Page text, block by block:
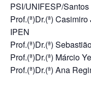
PSI/UNIFESP/Santos
Prof.(ª)Dr.(ª)
IPEN
Prof.(ª)Dr.(ª)
Prof.(ª)Dr.(ª) Márcio
Prof.(ª)Dr.(ª) Ana